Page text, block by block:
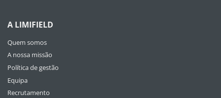
A LIMIFIELD
Quem somos
A nossa missão
Política de gestão
Equipa
Recrutamento